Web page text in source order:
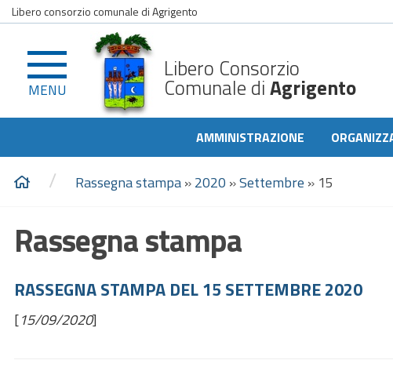
Libero consorzio comunale di Agrigento
MENU
Libero Consorzio
Comunale diAgrigento
AMMINISTRAZIONE
/ Rassegna stampa»2020 »Settembre » 15
Rassegna stampa
RASSEGNA STAMPA DEL 15 SETTEMBRE 2020
[15/09/2020]